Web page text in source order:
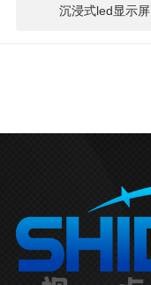
沉浸式led显示屏